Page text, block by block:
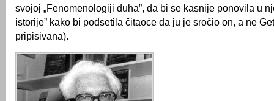
svojoj „Fenomenologiji duha”, da bi se kasnije ponovila u
istorije” kako bi podsetila čitaoce da ju je sročio on, a ne
pripisivana).